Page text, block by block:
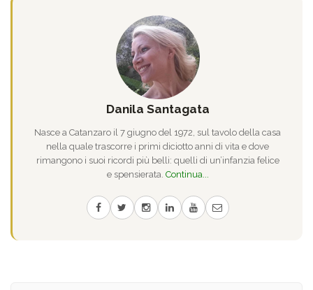
Danila Santagata
Nasce a Catanzaro il 7 giugno del 1972, sul tavolo della casa
nella quale trascorre i primi diciotto anni di vita e dove
rimangono i suoi ricordi più belli: quelli di un’infanzia felice
e spensierata. Continua...